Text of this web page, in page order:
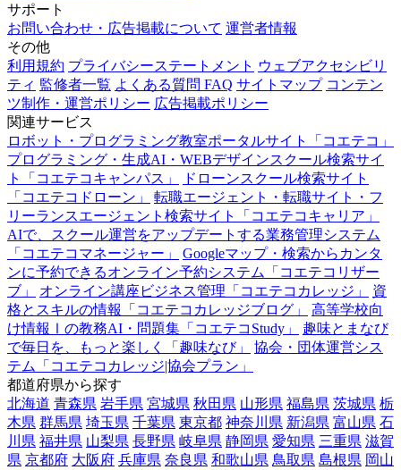
サポート
お問い合わせ・広告掲載について 運営者情報
その他
利用規約 プライバシーステートメント ウェブアクセシビリ
ティ 監修者一覧 よくある質問 FAQ サイトマップ コンテン
ツ制作・運営ポリシー 広告掲載ポリシー
関連サービス
ロボット・プログラミング教室ポータルサイト「コエテコ」
プログラミング・生成AI・WEBデザインスクール検索サイ
ト「コエテコキャンパス」
ドローンスクール検索サイト
「コエテコドローン」
転職エージェント・転職サイト・フ
リーランスエージェント検索サイト「コエテコキャリア」
AIで、スクール運営をアップデートする業務管理システム
「コエテコマネージャー」
Googleマップ・検索からカンタ
ンに予約できるオンライン予約システム「コエテコリザー
ブ」
オンライン講座ビジネス管理「コエテコカレッジ」
資
格とスキルの情報「コエテコカレッジブログ」
高等学校向
け情報Ⅰの教務AI・問題集「コエテコStudy」
趣味とまなび
で毎日を、もっと楽しく「趣味なび」
協会・団体運営シス
テム「コエテコカレッジ|協会プラン」
都道府県から探す
北海道 青森県 岩手県 宮城県 秋田県 山形県 福島県 茨城県 栃
木県 群馬県 埼玉県 千葉県 東京都 神奈川県 新潟県 富山県 石
川県 福井県 山梨県 長野県 岐阜県 静岡県 愛知県 三重県 滋賀
県 京都府 大阪府 兵庫県 奈良県 和歌山県 鳥取県 島根県 岡山